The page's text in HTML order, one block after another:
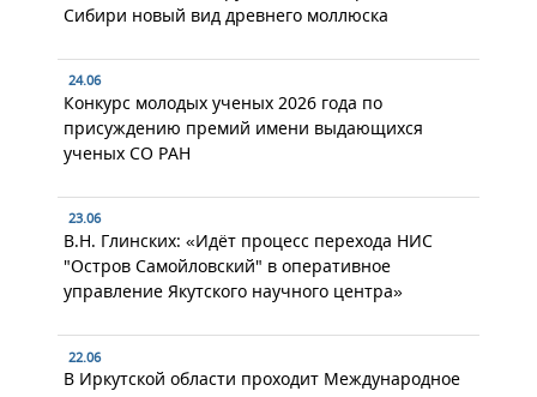
Сибири новый вид древнего моллюска
24.06
Конкурс молодых ученых 2026 года по
присуждению премий имени выдающихся
ученых СО РАН
23.06
В.Н. Глинских: «Идёт процесс перехода НИС
"Остров Самойловский" в оперативное
управление Якутского научного центра»
22.06
В Иркутской области проходит Международное